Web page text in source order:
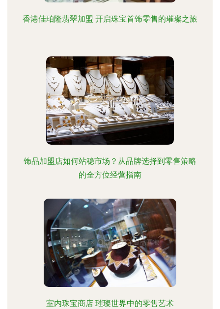
香港佳珀隆翡翠加盟 开启珠宝首饰零售的璀璨之旅
饰品加盟店如何站稳市场？从品牌选择到零售策略
的全方位经营指南
室内珠宝商店 璀璨世界中的零售艺术